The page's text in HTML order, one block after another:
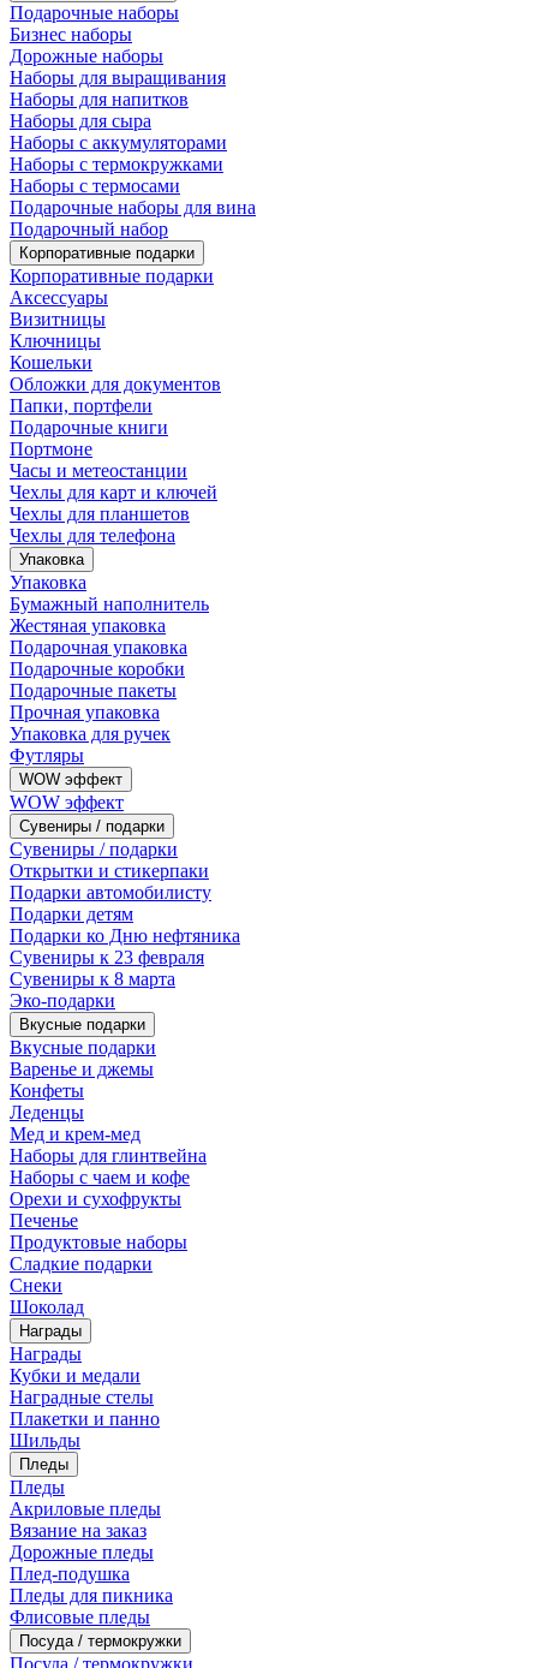
Подарочные наборы
Бизнес наборы
Дорожные наборы
Наборы для выращивания
Наборы для напитков
Наборы для сыра
Наборы с аккумуляторами
Наборы с термокружками
Наборы с термосами
Подарочные наборы для вина
Подарочный набор
Корпоративные подарки
Корпоративные подарки
Аксессуары
Визитницы
Ключницы
Кошельки
Обложки для документов
Папки, портфели
Подарочные книги
Портмоне
Часы и метеостанции
Чехлы для карт и ключей
Чехлы для планшетов
Чехлы для телефона
Упаковка
Упаковка
Бумажный наполнитель
Жестяная упаковка
Подарочная упаковка
Подарочные коробки
Подарочные пакеты
Прочная упаковка
Упаковка для ручек
Футляры
WOW эффект
WOW эффект
Сувениры / подарки
Сувениры / подарки
Открытки и стикерпаки
Подарки автомобилисту
Подарки детям
Подарки ко Дню нефтяника
Сувениры к 23 февраля
Сувениры к 8 марта
Эко-подарки
Вкусные подарки
Вкусные подарки
Варенье и джемы
Конфеты
Леденцы
Мед и крем-мед
Наборы для глинтвейна
Наборы с чаем и кофе
Орехи и сухофрукты
Печенье
Продуктовые наборы
Сладкие подарки
Снеки
Шоколад
Награды
Награды
Кубки и медали
Наградные стелы
Плакетки и панно
Шильды
Пледы
Пледы
Акриловые пледы
Вязание на заказ
Дорожные пледы
Плед-подушка
Пледы для пикника
Флисовые пледы
Посуда / термокружки
Посуда / термокружки